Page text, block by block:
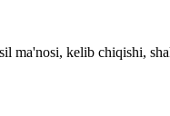
ma'nosi, kelib chiqishi,